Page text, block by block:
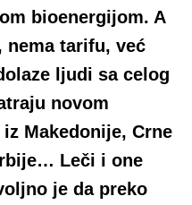
bioenergijom. A
nema tarifu, već
ljudi sa celog
novom
Makedonije, Crne
Leči i one
je da preko